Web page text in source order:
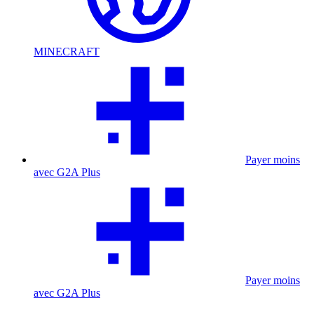
MINECRAFT
Payer moins
avec G2A Plus
Payer moins
avec G2A Plus